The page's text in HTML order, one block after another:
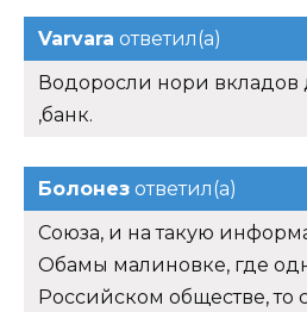
Varvara ответил(а)
Водоросли нори вкладов
,банк.
Болонез ответил(а)
Союза, и на такую
Обамы малиновке, где
Российском обществе, то с